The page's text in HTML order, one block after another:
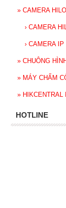
» CAMERA
› CAMERA
› CAMERA IP
» CHUÔNG
» MÁY CHẤM
» HIKCENTRAL
HOTLINE